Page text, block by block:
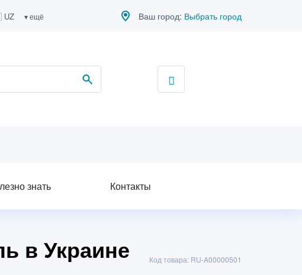
▾ ещё Ваш город: Выбрать город
знать Контакты
в Украине Код товара: RU-A00000501